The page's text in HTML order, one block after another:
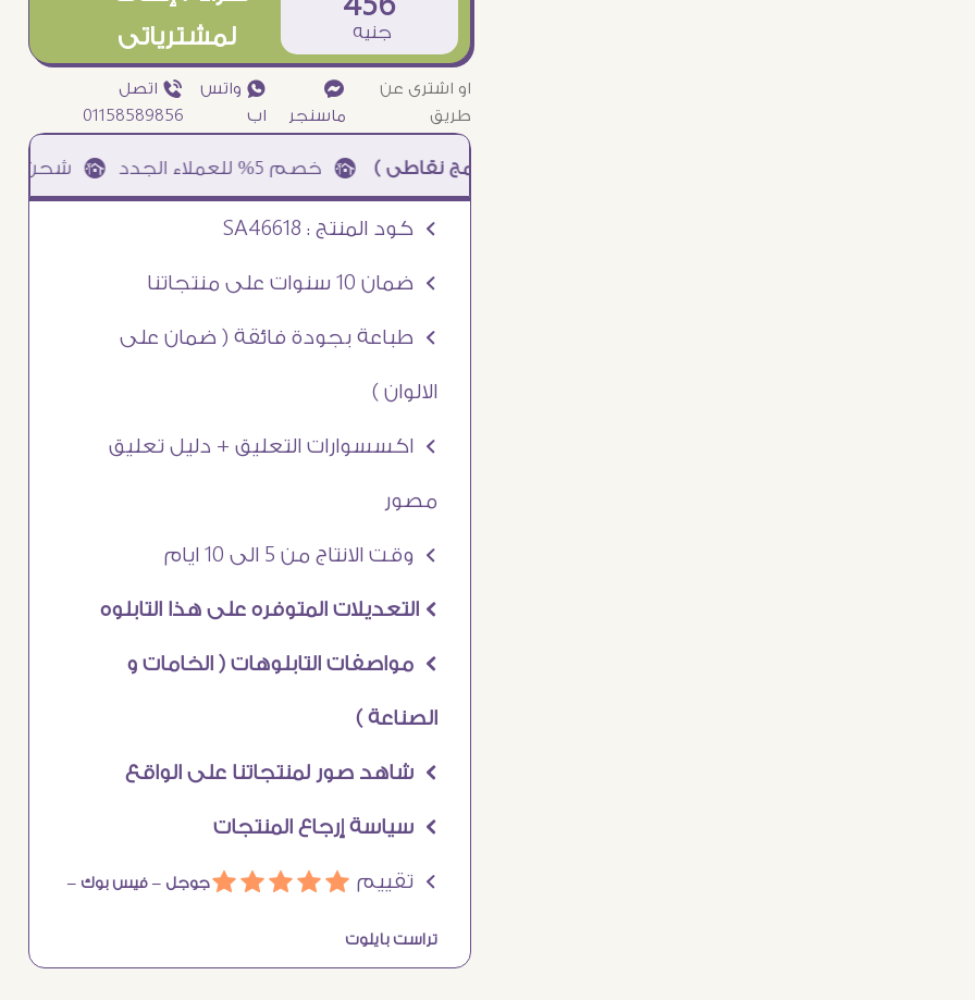
جنيه
لمشترياتى
او اشترى عن
طريق
¥
ماسنجر
₧ واتس
اب
ƒ اتصل
01158589856
( برنامج نقاطى )à خصم 5% للعملاء الجدد à شحن مجانى عند الشراء ب 4000 جنيه à
Ö كود المنتج : SA46618
Ö ضمان 10 سنوات على منتجاتنا
Ö طباعة بجودة فائقة ( ضمان على
الالوان )
Ö اكسسوارات التعليق + دليل تعليق
مصور
Ö وقت الانتاج من 5 الى 10 ايام
Ö التعديلات المتوفره على هذا التابلوه
Ö مواصفات التابلوهات ( الخامات و
الصناعة )
Ö شاهد صور لمنتجاتنا على الواقع
Ö سياسة إرجاع المنتجات
Ö تقييم áááááجوجل – فيس بوك –
تراست بايلوت